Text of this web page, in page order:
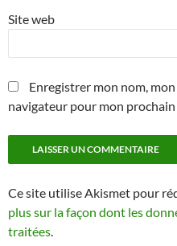
Site web
Enregistrer mon nom,
navigateur pour mon
Ce site utilise Akismet pour
plus sur la façon dont les
traitées.